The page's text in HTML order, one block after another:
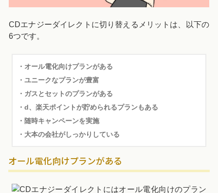
CDエナジーダイレクトに切り替えるメリットは、以下の
6つです。
・オール電化向けプランがある
・ユニークなプランが豊富
・ガスとセットのプランがある
・d、楽天ポイントが貯められるプランもある
・随時キャンペーンを実施
・大本の会社がしっかりしている
オール電化向けプランがある